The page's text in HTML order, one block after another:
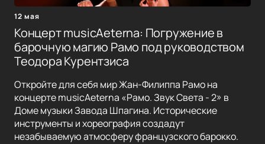
12 мая
Концерт musicAeterna: Погружение в
барочную магию Рамо под руководством
Теодора Курентзиса
Откройте для себя мир Жан-Филиппа Рамо на
концерте musicAeterna «Рамо. Звук Света - 2» в
Доме музыки Завода Шпагина. Исторические
инструменты и хореография создадут
незабываемую атмосферу французского барокко.